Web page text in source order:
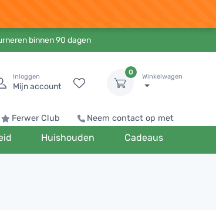
binnen 90 dagen
Inloggen
Mijn account
0
Winkelwagen
Ferwer Club Neem contact op met
Huishouden Cadeaus